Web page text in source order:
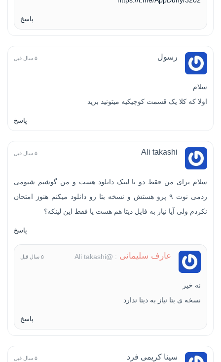
پاسخ
رسول ۵ سال قبل
سلام
اولا که کلا یک قسمت کوچیکیه میتونید برید
پاسخ
Ali takashi ۵ سال قبل
سلام برای من فقط دو تا لینک دانلود هست و من گوشیم شیومی
ردمی نوت ۹ پرو هستش و نسخه بتا رو دانلود میکنم هنوز امتحان
نکردم ولی آیا نیاز به فایل دیتا هم هست یا فقط این لینکه؟
پاسخ
عارف سلیمانی : @Ali takashi ۵ سال قبل
نه خیر
نسخه ی بتا نیاز به دیتا ندارد
پاسخ
سینا کریمی فرد ۵ سال قبل